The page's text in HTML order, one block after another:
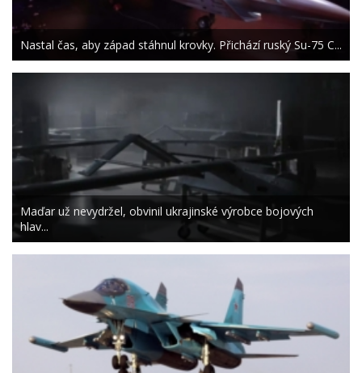
Nastal čas, aby západ stáhnul krovky. Přichází ruský Su-75 C...
Maďar už nevydržel, obvinil ukrajinské výrobce bojových
hlav...